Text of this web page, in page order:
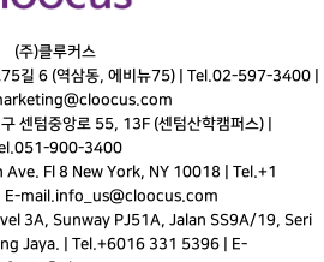
(주)클루커스
길 6 (역삼동, 에비뉴75) | Tel.02-597-3400
센텀중앙로 55, 13F (센텀산학캠퍼스) |
051-900-3400
Fl 8 New York, NY 10018 | Tel.+1
mail.info_us@cloocus.com
3A, Sunway PJ51A, Jalan SS9A/19, Seri
Jaya. | Tel.+6016 331 5396 | E-